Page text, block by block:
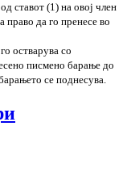
ставот (1) на овој член
право да го пренесе во
остварува со
писмено барање до
се поднесува.